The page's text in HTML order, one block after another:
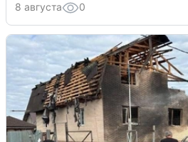
8 августа 0